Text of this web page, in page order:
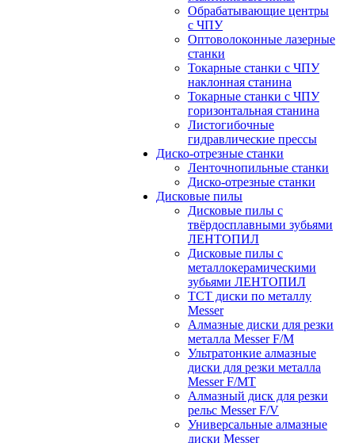
Обрабатывающие центры
с ЧПУ
Оптоволоконные лазерные
станки
Токарные станки с ЧПУ
наклонная станина
Токарные станки с ЧПУ
горизонтальная станина
Листогибочные
гидравлические прессы
Диско-отрезные станки
Ленточнопильные станки
Диско-отрезные станки
Дисковые пилы
Дисковые пилы с
твёрдосплавными зубьями
ЛЕНТОПИЛ
Дисковые пилы с
металлокерамическими
зубьями ЛЕНТОПИЛ
ТСТ диски по металлу
Messer
Алмазные диски для резки
металла Messer F/M
Ультратонкие алмазные
диски для резки металла
Messer F/MT
Алмазный диск для резки
рельс Messer F/V
Универсальные алмазные
диски Messer